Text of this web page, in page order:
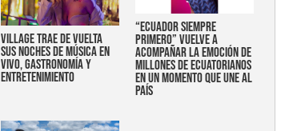
Village trae de vuelta
sus noches de música en
vivo, gastronomía y
entretenimiento
“Ecuador siempre
primero” vuelve a
acompañar la emoción de
millones de ecuatorianos
en un momento que une al
país